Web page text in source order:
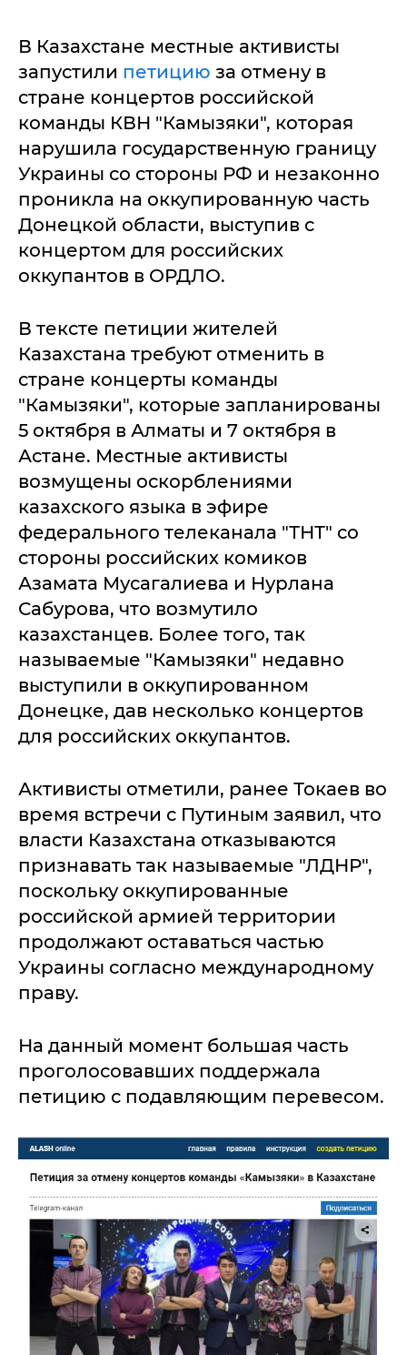
В Казахстане местные активисты
запустили петицию за отмену в
стране концертов российской
команды КВН "Камызяки", которая
нарушила государственную границу
Украины со стороны РФ и незаконно
проникла на оккупированную часть
Донецкой области, выступив с
концертом для российских
оккупантов в ОРДЛО.
В тексте петиции жителей
Казахстана требуют отменить в
стране концерты команды
"Камызяки", которые запланированы
5 октября в Алматы и 7 октября в
Астане. Местные активисты
возмущены оскорблениями
казахского языка в эфире
федерального телеканала "ТНТ" со
стороны российских комиков
Азамата Мусагалиева и Нурлана
Сабурова, что возмутило
казахстанцев. Более того, так
называемые "Камызяки" недавно
выступили в оккупированном
Донецке, дав несколько концертов
для российских оккупантов.
Активисты отметили, ранее Токаев во
время встречи с Путиным заявил, что
власти Казахстана отказываются
признавать так называемые "ЛДНР",
поскольку оккупированные
российской армией территории
продолжают оставаться частью
Украины согласно международному
праву.
На данный момент большая часть
проголосовавших поддержала
петицию с подавляющим перевесом.